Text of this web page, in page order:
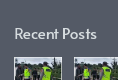
Recent Posts